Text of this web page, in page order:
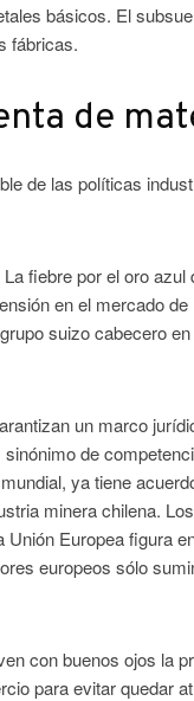
básicos. El
fábricas.
de
de las políticas
fiebre por el oro azul
en el mercado
suizo cabecero
un marco
de
ya tiene
minera chilena.
Unión Europea figura
europeos sólo
con buenos ojos la
para evitar quedar